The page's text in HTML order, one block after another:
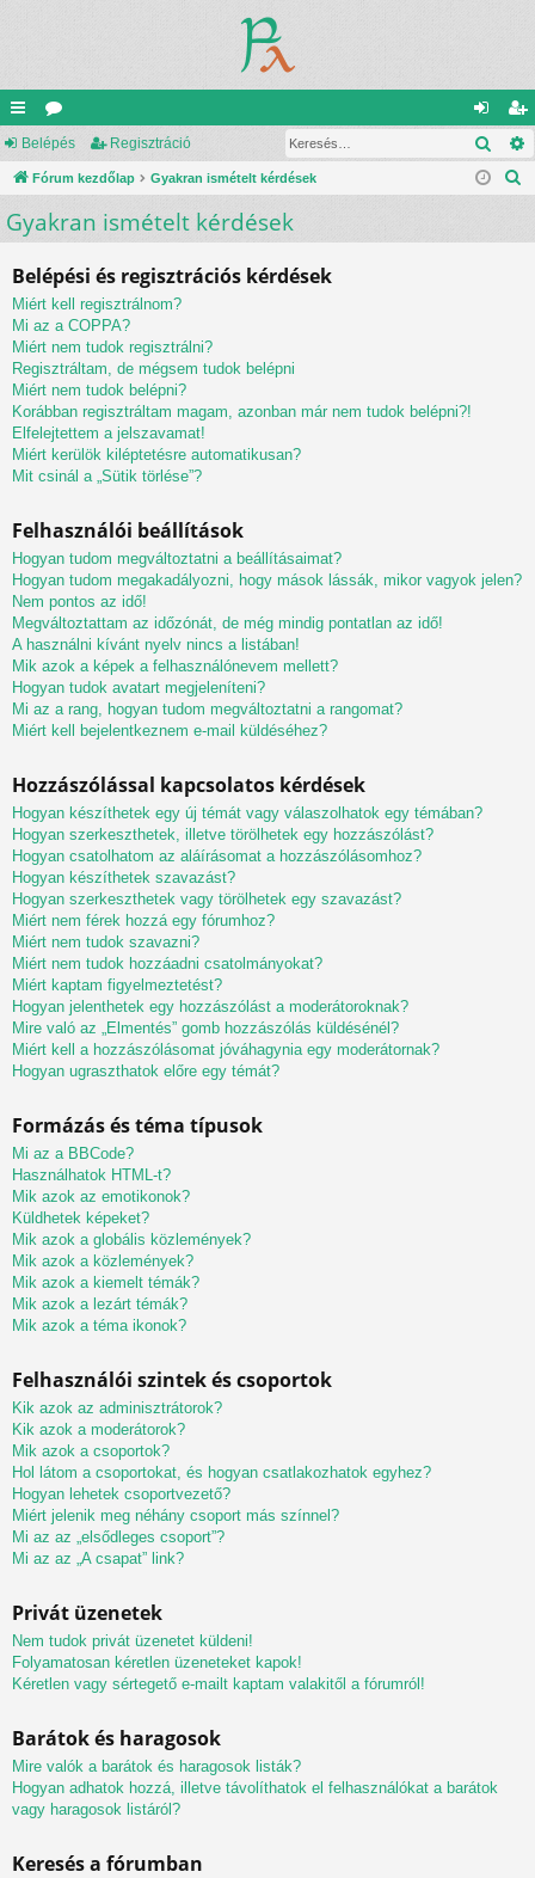
yo
rs
lin
k
ór
u
m
el
ép
eg
is
Belépés Regisztráció
Fórum kezdőlap Gyakran ismételt kérdések
Gyakran ismételt kérdések
Belépési és regisztrációs kérdések
Miért kell regisztrálnom?
Mi az a COPPA?
Miért nem tudok regisztrálni?
Regisztráltam, de mégsem tudok belépni
Miért nem tudok belépni?
Korábban regisztráltam magam, azonban már nem tudok belépni?!
Elfelejtettem a jelszavamat!
Miért kerülök kiléptetésre automatikusan?
Mit csinál a „Sütik törlése”?
Felhasználói beállítások
Hogyan tudom megváltoztatni a beállításaimat?
Hogyan tudom megakadályozni, hogy mások lássák, mikor vagyok jelen?
Nem pontos az idő!
Megváltoztattam az időzónát, de még mindig pontatlan az idő!
A használni kívánt nyelv nincs a listában!
Mik azok a képek a felhasználónevem mellett?
Hogyan tudok avatart megjeleníteni?
Mi az a rang, hogyan tudom megváltoztatni a rangomat?
Miért kell bejelentkeznem e-mail küldéséhez?
Hozzászólással kapcsolatos kérdések
Hogyan készíthetek egy új témát vagy válaszolhatok egy témában?
Hogyan szerkeszthetek, illetve törölhetek egy hozzászólást?
Hogyan csatolhatom az aláírásomat a hozzászólásomhoz?
Hogyan készíthetek szavazást?
Hogyan szerkeszthetek vagy törölhetek egy szavazást?
Miért nem férek hozzá egy fórumhoz?
Miért nem tudok szavazni?
Miért nem tudok hozzáadni csatolmányokat?
Miért kaptam figyelmeztetést?
Hogyan jelenthetek egy hozzászólást a moderátoroknak?
Mire való az „Elmentés” gomb hozzászólás küldésénél?
Miért kell a hozzászólásomat jóváhagynia egy moderátornak?
Hogyan ugraszthatok előre egy témát?
Formázás és téma típusok
Mi az a BBCode?
Használhatok HTML-t?
Mik azok az emotikonok?
Küldhetek képeket?
Mik azok a globális közlemények?
Mik azok a közlemények?
Mik azok a kiemelt témák?
Mik azok a lezárt témák?
Mik azok a téma ikonok?
Felhasználói szintek és csoportok
Kik azok az adminisztrátorok?
Kik azok a moderátorok?
Mik azok a csoportok?
Hol látom a csoportokat, és hogyan csatlakozhatok egyhez?
Hogyan lehetek csoportvezető?
Miért jelenik meg néhány csoport más színnel?
Mi az az „elsődleges csoport”?
Mi az az „A csapat” link?
Privát üzenetek
Nem tudok privát üzenetet küldeni!
Folyamatosan kéretlen üzeneteket kapok!
Kéretlen vagy sértegető e-mailt kaptam valakitől a fórumról!
Barátok és haragosok
Mire valók a barátok és haragosok listák?
Hogyan adhatok hozzá, illetve távolíthatok el felhasználókat a barátok
vagy haragosok listáról?
Keresés a fórumban